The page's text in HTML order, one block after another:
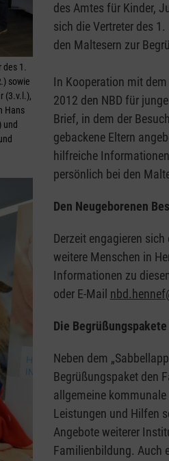
des 1.
sowie
(3.v.l.),
Hans
und
des Amtes für Kinder,
sich die Vertreter des
den Maltesern zur
In Kooperation mit
2012 den NBD für
Brief, in dem der
gebackene Eltern
hilfreiche
persönlich bei den
Den Neugeborenen
Derzeit engagieren
weitere Menschen in
Informationen zu
oder E-Mail
Die
Neben dem
Begrüßungspaket den
allgemeine
Leistungen und Hilfen
Angebote weiterer
Familienbildung. Auch